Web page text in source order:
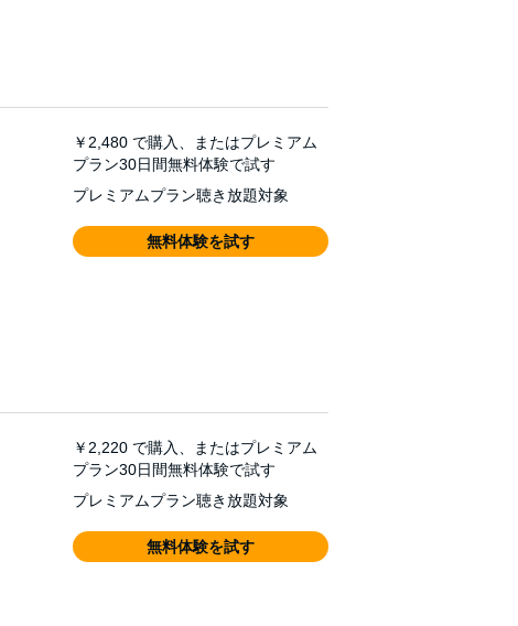
￥2,480 で購入、またはプレミアム
プラン30日間無料体験で試す
プレミアムプラン聴き放題対象
無料体験を試す
￥2,220 で購入、またはプレミアム
プラン30日間無料体験で試す
プレミアムプラン聴き放題対象
無料体験を試す